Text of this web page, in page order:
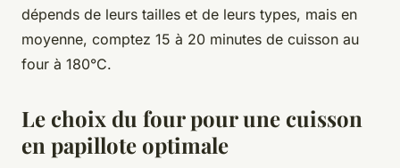
dépends de leurs tailles et de leurs types, mais en
moyenne, comptez 15 à 20 minutes de cuisson au
four à 180°C.
Le choix du four pour une cuisson
en papillote optimale